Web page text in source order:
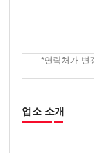
*연락처가 변
업소 소개